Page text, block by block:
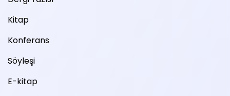
Kitap
Konferans
Söyleşi
E-kitap